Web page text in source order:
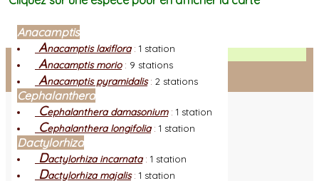
Facebook
Connexion adhérent
Anacamptis
Anacamptis laxiflora: 1 station
Anacamptis morio: 9 stations
Anacamptis pyramidalis: 2 stations
Cephalanthera
Cephalanthera damasonium: 1 station
Cephalanthera longifolia: 1 station
Dactylorhiza
Dactylorhiza incarnata: 1 station
Dactylorhiza majalis: 1 station